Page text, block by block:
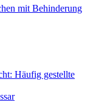
mit Behinderung
Häufig gestellte